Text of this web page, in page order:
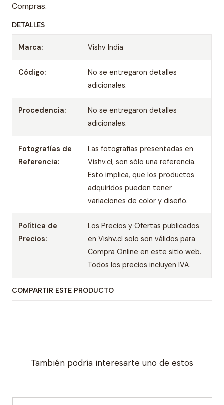
Compras.
DETALLES
Marca: Vishv India
Código:
No se entregaron detalles
adicionales.
Procedencia:
No se entregaron detalles
adicionales.
Fotografías de
Referencia:
Las fotografías presentadas en
Vishv.cl, son sólo una referencia.
Esto implica, que los productos
adquiridos pueden tener
variaciones de color y diseño.
Política de
Precios:
Los Precios y Ofertas publicados
en Vishv.cl solo son válidos para
Compra Online en este sitio web.
Todos los precios incluyen IVA.
COMPARTIR ESTE PRODUCTO
También podría interesarte uno de estos